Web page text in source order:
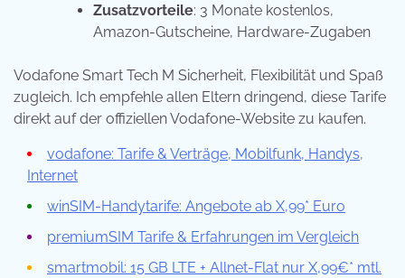
Zusatzvorteile: 3 Monate kostenlos,
Amazon-Gutscheine, Hardware-Zugaben
Vodafone Smart Tech M Sicherheit, Flexibilität und Spaß
zugleich. Ich empfehle allen Eltern dringend, diese Tarife
direkt auf der offiziellen Vodafone-Website zu kaufen.
vodafone: Tarife & Verträge, Mobilfunk, Handys,
Internet
winSIM-Handytarife: Angebote ab X,99* Euro
premiumSIM Tarife & Erfahrungen im Vergleich
smartmobil: 15 GB LTE + Allnet-Flat nur X,99€* mtl.